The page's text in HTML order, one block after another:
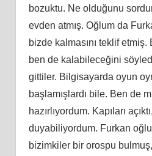
bozuktu. Ne olduğunu
evden atmış. Oğlum da
bizde kalmasını teklif
ben de kalabileceğini
gittiler. Bilgisayarda oyun
başlamışlardı bile. Ben de
hazırlıyordum. Kapıları
duyabiliyordum. Furkan
bizimkiler bir orospu